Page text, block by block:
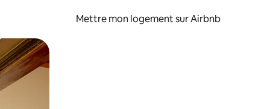
Mettre mon logement sur Airbnb